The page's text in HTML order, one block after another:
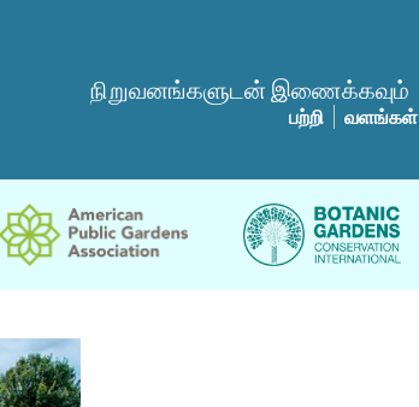
நிறுவனங்களுடன் இணைக்கவும்
பற்றி வளங்கள்